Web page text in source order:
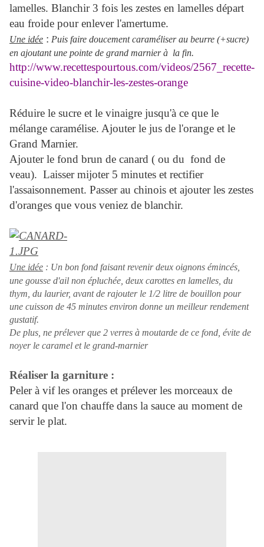
lamelles. Blanchir 3 fois les zestes en lamelles départ
eau froide pour enlever l'amertume.
Une idée : Puis faire doucement caraméliser au beurre (+sucre)
en ajoutant une pointe de grand marnier à la fin.
http://www.recettespourtous.com/videos/2567_recette-
cuisine-video-blanchir-les-zestes-orange
Réduire le sucre et le vinaigre jusqu'à ce que le
mélange caramélise. Ajouter le jus de l'orange et le
Grand Marnier.
Ajouter le fond brun de canard ( ou du fond de
veau). Laisser mijoter 5 minutes et rectifier
l'assaisonnement. Passer au chinois et ajouter les zestes
d'oranges que vous veniez de blanchir.
Une idée : Un bon fond faisant revenir deux oignons émincés,
une gousse d'ail non épluchée, deux carottes en lamelles, du
thym, du laurier, avant de rajouter le 1/2 litre de bouillon pour
une cuisson de 45 minutes environ donne un meilleur rendement
gustatif.
De plus, ne prélever que 2 verres à moutarde de ce fond, évite de
noyer le caramel et le grand-marnier
Réaliser la garniture :
Peler à vif les oranges et prélever les morceaux de
canard que l'on chauffe dans la sauce au moment de
servir le plat.